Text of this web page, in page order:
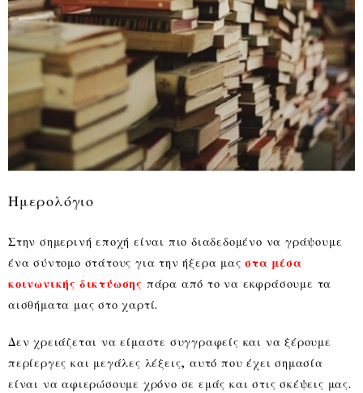
Ημερολόγιο
Στην σημερινή εποχή είναι πιο διαδεδομένο να γράψουμε
ένα σύντομο στάτους για την ήξερα μαςστα μέσα
κοινωνικής δικτύωσης πάρα από το να εκφράσουμε τα
αισθήματα μας στο χαρτί.
Δεν χρειάζεται να είμαστε συγγραφείς και να ξέρουμε
περίεργες και μεγάλες λέξεις, αυτό που έχει σημασία
είναι να αφιερώσουμε χρόνο σε εμάς και στις σκέψεις μας.